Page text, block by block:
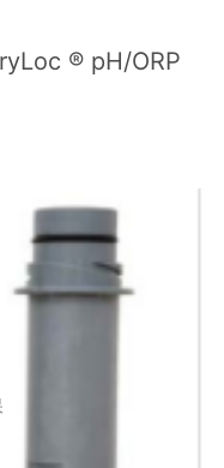
® pH/ORP